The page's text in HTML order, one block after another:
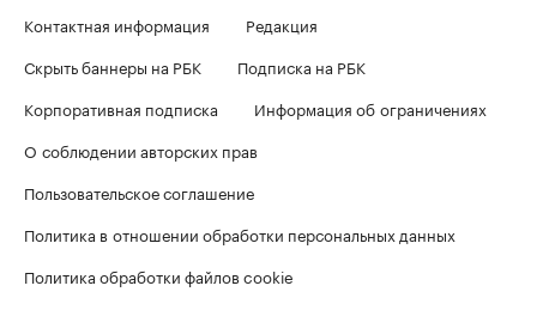
Контактная информация
Редакция
Скрыть баннеры на РБК
Подписка на РБК
Корпоративная подписка
Информация об ограничениях
О соблюдении авторских прав
Пользовательское соглашение
Политика в отношении обработки персональных данных
Политика обработки файлов cookie